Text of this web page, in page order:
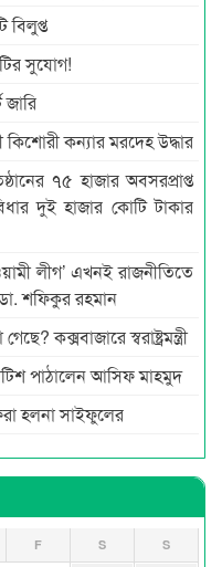
সুযোগ!
কিশোরী কন্যার মরদেহ উদ্ধার
৭৫ হাজার অবসরপ্রাপ্ত
দুই হাজার কোটি টাকার
লীগ’ এখনই রাজনীতিতে
শফিকুর রহমান
কক্সবাজারে স্বরাষ্ট্রমন্ত্রী
পাঠালেন আসিফ মাহমুদ
হলনা সাইফুলের
F S S